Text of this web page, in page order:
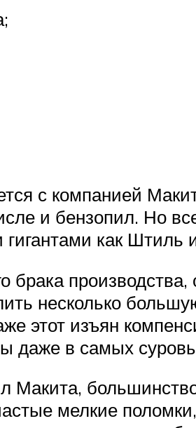
с компанией
и бензопил. Но
как Штиль
брака
несколько
этот изъян
даже в самых
Макита,
мелкие